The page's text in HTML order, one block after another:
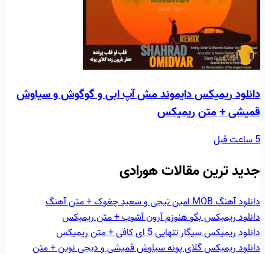
دانلود ریمیکس دایموند مش آپ ابی و گوگوش و سیاوش
قمیشی + متن ریمیکس
5 ساعت قبل
جدید ترین مقالات هورادی
دانلود آهنگ MOB امین تیجی و سعید چغوک + متن آهنگ
دانلود ریمیکس بگو هنوزم آرون آشوب + متن ریمیکس
دانلود ریمیکس سیگار تنهایی 5 ای کافی + متن ریمیکس
دانلود ریمیکس گلای پونه سیاوش قمیشی و دیجی نوین + متن